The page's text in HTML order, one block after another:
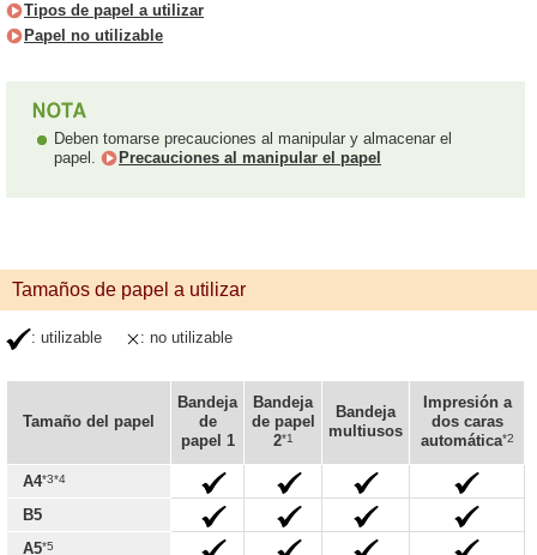
Tipos de papel a utilizar
Papel no utilizable
Deben tomarse precauciones al manipular y almacenar el
papel.
Precauciones al manipular el papel
Tamaños de papel a utilizar
: utilizable : no utilizable
Tamaño del papel
Bandeja
de
papel 1
Bandeja
de papel
2*1
Bandeja
multiusos
Impresión a
dos caras
automática*2
A4*3*4
B5
A5*5